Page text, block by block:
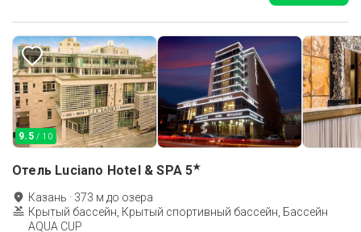
9.5 / 10
Отель Luciano Hotel & SPA 5★
Казань · 373 м до озера
Крытый бассейн, Крытый спортивный бассейн, Бассейн
AQUA CUP